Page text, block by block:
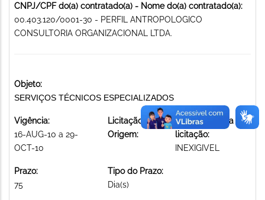
CNPJ/CPF do(a) contratado(a) - Nome do(a) contratado(a):
00.403.120/0001-30 - PERFIL ANTROPOLOGICO
CONSULTORIA ORGANIZACIONAL LTDA.
Objeto:
SERVIÇOS TÉCNICOS ESPECIALIZADOS
Vigência:
16-AUG-10 a 29-
OCT-10
Licitação de
Origem:
Modalidade da
licitação:
INEXIGIVEL
Prazo:
75
Tipo do Prazo:
Dia(s)